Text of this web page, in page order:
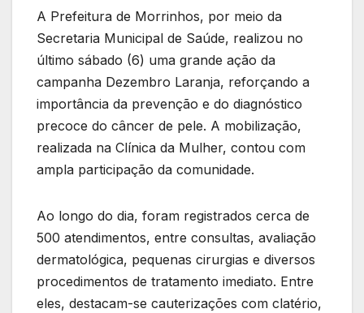
A Prefeitura de Morrinhos, por meio da
Secretaria Municipal de Saúde, realizou no
último sábado (6) uma grande ação da
campanha Dezembro Laranja, reforçando a
importância da prevenção e do diagnóstico
precoce do câncer de pele. A mobilização,
realizada na Clínica da Mulher, contou com
ampla participação da comunidade.
Ao longo do dia, foram registrados cerca de
500 atendimentos, entre consultas, avaliação
dermatológica, pequenas cirurgias e diversos
procedimentos de tratamento imediato. Entre
eles, destacam-se cauterizações com clatério,